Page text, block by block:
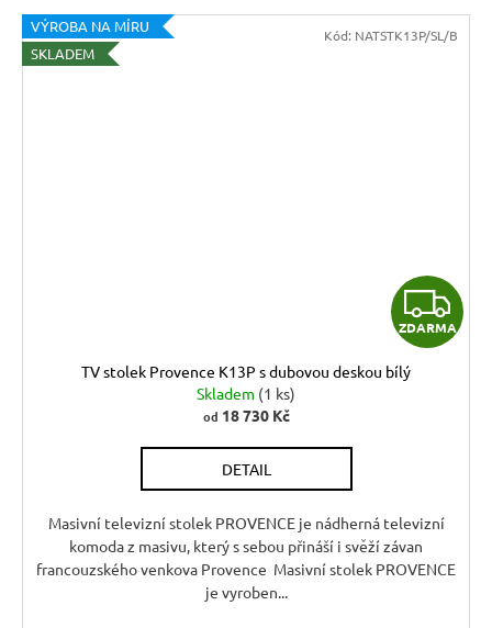
VÝROBA NA MÍRU
SKLADEM
Z
D
ZDARMA
TV stolek Provence K13P s dubovou deskou bílý
Skladem (1 ks)
od 18 730 Kč
DETAIL
Masivní televizní stolek PROVENCE je nádherná televizní
komoda z masivu, který s sebou přináší i svěží závan
francouzského venkova Provence Masivní stolek PROVENCE
je vyroben...
Kód: NATSTK13P/SL/B